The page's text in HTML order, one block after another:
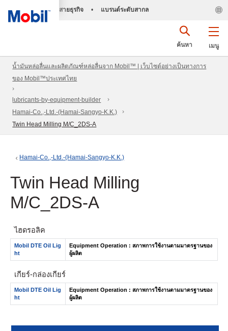
สายธุรกิจ • แบรนด์ระดับสากล
เมนู
ค้นหา
น้ำมันหล่อลื่นและผลิตภัณฑ์หล่อลื่นจาก Mobil™ | เว็บไซต์อย่างเป็นทางการ
ของ Mobil™ประเทศไทย
lubricants-by-equipment-builder
Hamai-Co.,-Ltd.-(Hamai-Sangyo-K.K.)
Twin Head Milling M/C_2DS-A
Hamai-Co.,-Ltd.-(Hamai-Sangyo-K.K.)
Twin Head Milling
M/C_2DS-A
ไฮดรอลิค
Mobil DTE Oil Lig
ht
Equipment Operation : สภาพการใช้งานตามมาตรฐานของ
ผู้ผลิต
เกียร์-กล่องเกียร์
Mobil DTE Oil Lig
ht
Equipment Operation : สภาพการใช้งานตามมาตรฐานของ
ผู้ผลิต